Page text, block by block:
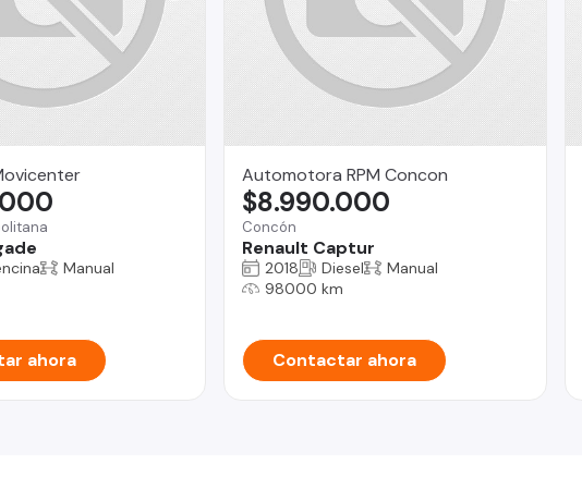
Manual
ahora
Automotora RPM Concon
Concón
Renault Captur
$8.990.000
2018 Diesel
Manual
98000 km
Contactar ahora